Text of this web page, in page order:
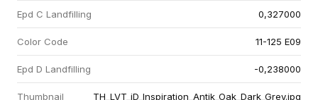
Epd C Landfilling 0,327000
Color Code 11-125 E09
Epd D Landfilling -0,238000
Thumbnail TH_LVT_iD_Inspiration_Antik_Oak_Dark_Grey.jpg